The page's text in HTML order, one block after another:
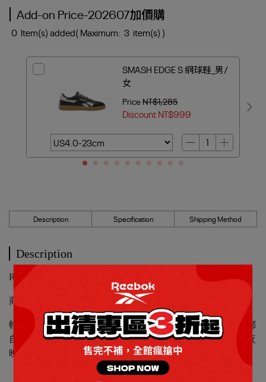
Add-on Price-202607加價購
0 Item(s) added( Maximum: 3 item(s) )
SMASH EDGE S 網球鞋_男/
女
Price NT$1,285
DiscountNT$999
Description Specification Shipping Method
Description
Reebok_ULTRA LO休閒慢跑鞋_女
商品編號：100245707
輕盈低調，這款女鞋將運動風格融入日常生活，讓每一步都
自在有型。俐落鞋型百搭萬能，無論是咖啡廳小聚，或是夜
晚外出搭配，都能輕鬆駕馭。